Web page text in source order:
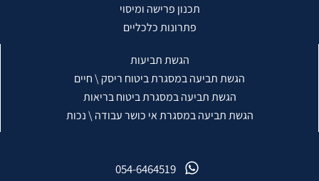
תכנון פרישה ומיסוי
פתרונות כלכליים
הגשת תביעות
הגשת תביעה במסגרת ביטוח ריסק \ חיים
הגשת תביעה במסגרת ביטוח בריאות
הגשת תביעה במסגרת אי כושר עבודה \ נכות
054-6464519